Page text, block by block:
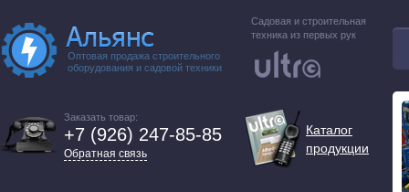
Оптовая продажа строительного
оборудования и садовой техники
Садовая и строительная
техника из первых рук
Заказать товар:
+7 (926) 247-85-85
Обратная связь
Каталог
продукции